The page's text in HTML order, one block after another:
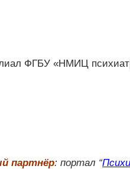
ФГБУ «НМИЦ
партнёр: портал “